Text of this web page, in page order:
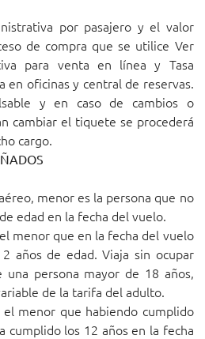
por pasajero y el valor
de compra que se utilice Ver
para venta en línea y Tasa
en oficinas y central de reservas.
y en caso de cambios o
cambiar el tiquete se procederá
cargo.
menor es la persona que no
edad en la fecha del vuelo.
el menor que en la fecha del vuelo
años de edad. Viaja sin ocupar
una persona mayor de 18 años,
de la tarifa del adulto.
el menor que habiendo cumplido
cumplido los 12 años en la fecha